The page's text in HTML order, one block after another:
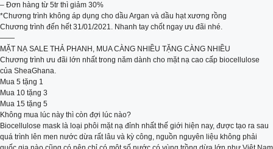
– Đơn hàng từ 5tr thì giảm 30%
*Chương trình không áp dụng cho dầu Argan và dầu hạt xương rồng
Chương trình đến hết 31/01/2021. Nhanh tay chốt ngay ưu đãi nhé.
——
MẶT NẠ SALE THẢ PHANH, MUA CÀNG NHIỀU TẶNG CÀNG NHIỀU
Chương trình ưu đãi lớn nhất trong năm dành cho mặt nạ cao cấp biocellulose
của SheaGhana.
Mua 5 tặng 1
Mua 10 tặng 3
Mua 15 tặng 5
Không mua lúc này thì còn đợi lúc nào?
Biocellulose mask là loại phôi mặt nạ đỉnh nhất thế giới hiện nay, được tạo ra sau
quá trình lên men nước dừa rất lâu và kỳ công, nguồn nguyên liệu không phải